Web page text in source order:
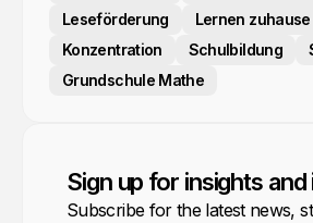
Leseförderung
Lernen zuhause
Konzentration
Schulbildung
Grundschule Mathe
Sign up for insights and
Subscribe for the latest news,